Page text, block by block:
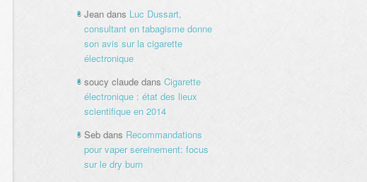
Jeandans Luc Dussart,
consultant en tabagisme donne
son avis sur la cigarette
électronique
soucy claudedans Cigarette
électronique : état des lieux
scientifique en 2014
Sebdans Recommandations
pour vaper sereinement: focus
sur le dry burn